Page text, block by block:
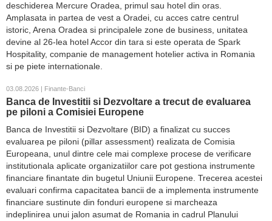
deschiderea Mercure Oradea, primul sau hotel din oras.
Amplasata in partea de vest a Oradei, cu acces catre centrul
istoric, Arena Oradea si principalele zone de business, unitatea
devine al 26-lea hotel Accor din tara si este operata de Spark
Hospitality, companie de management hotelier activa in Romania
si pe piete internationale.
03.08.2026 | Finante-Banci
Banca de Investitii si Dezvoltare a trecut de evaluarea
pe piloni a Comisiei Europene
Banca de Investitii si Dezvoltare (BID) a finalizat cu succes
evaluarea pe piloni (pillar assessment) realizata de Comisia
Europeana, unul dintre cele mai complexe procese de verificare
institutionala aplicate organizatiilor care pot gestiona instrumente
financiare finantate din bugetul Uniunii Europene. Trecerea acestei
evaluari confirma capacitatea bancii de a implementa instrumente
financiare sustinute din fonduri europene si marcheaza
indeplinirea unui jalon asumat de Romania in cadrul Planului